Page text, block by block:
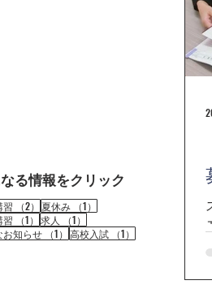
る情報をクリック
習 （2） 2件の記事
夏休み （1）
習
（1） 1件の記事
求人 （1）
お知らせ （1） 1件の記事
高校入試 （1）